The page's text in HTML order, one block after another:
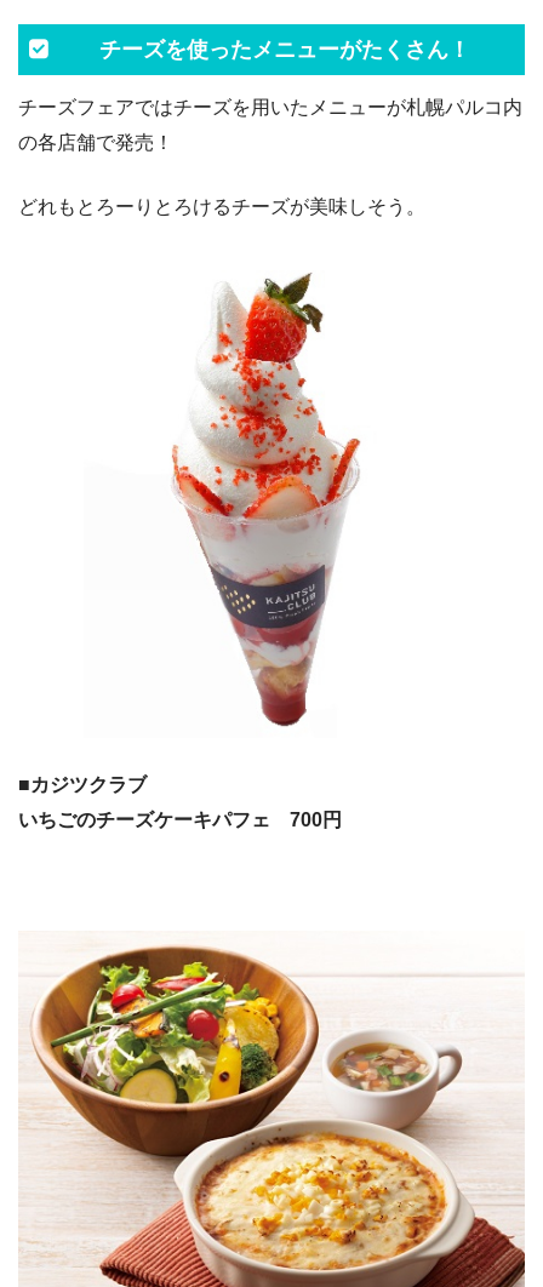
チーズを使ったメニューがたくさん！
チーズフェアではチーズを用いたメニューが札幌パルコ内
の各店舗で発売！
どれもとろーりとろけるチーズが美味しそう。
■カジツクラブ
いちごのチーズケーキパフェ 700円